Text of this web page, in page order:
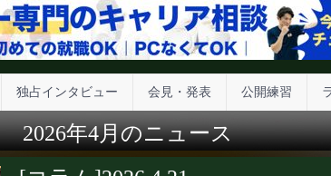
独占インタビュー 会見・発表 公開練習
2026年4月のニュース